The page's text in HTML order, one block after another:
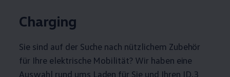
Charging
Sie sind auf der Suche nach nützlichem Zubehör
für Ihre elektrische Mobilität? Wir haben eine
Auswahl rund ums Laden für Sie und Ihren ID.3